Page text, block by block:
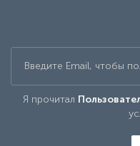
Я прочитал